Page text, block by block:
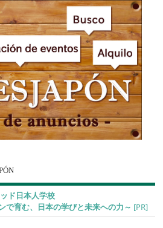
ド日本人学校
で育む、日本の学びと未来への力～ [PR]